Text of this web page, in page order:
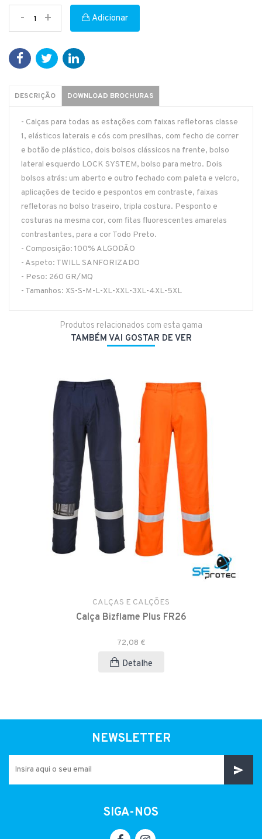
- + Adicionar
DESCRIÇÃO DOWNLOAD BROCHURAS
- Calças para todas as estações com faixas refletoras classe
1, elásticos laterais e cós com presilhas, com fecho de correr
e botão de plástico, dois bolsos clássicos na frente, bolso
lateral esquerdo LOCK SYSTEM, bolso para metro. Dois
bolsos atrás: um aberto e outro fechado com paleta e velcro,
aplicações de tecido e pespontos em contraste, faixas
refletoras no bolso traseiro, tripla costura. Pesponto e
costuras na mesma cor, com fitas fluorescentes amarelas
contrastantes, para a cor Todo Preto.
- Composição: 100% ALGODÃO
- Aspeto: TWILL SANFORIZADO
- Peso: 260 GR/MQ
- Tamanhos: XS-S-M-L-XL-XXL-3XL-4XL-5XL
Produtos relacionados com esta gama
TAMBÉM VAI GOSTAR DE VER
CALÇAS E CALÇÕES
Calça Bizflame Plus FR26
72,08 €
Detalhe
NEWSLETTER
SIGA-NOS